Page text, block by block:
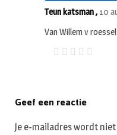
Teun katsman , 10
Van Willem v
Geef een reactie
Je e-mailadres wordt